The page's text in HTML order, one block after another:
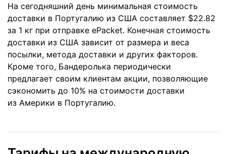
На сегодняшний день минимальная стоимость
доставки в Португалию из США составляет $22.82
за 1 кг при отправке ePacket. Конечная стоимость
доставки из США зависит от размера и веса
посылки, метода доставки и других факторов.
Кроме того, Бандеролька периодически
предлагает своим клиентам акции, позволяющие
сэкономить до 10% на стоимости доставки
из Америки в Португалию.